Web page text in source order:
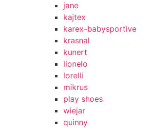
jane
kajtex
karex-babysportive
krasnal
kunert
lionelo
lorelli
mikrus
play shoes
wiejar
quinny